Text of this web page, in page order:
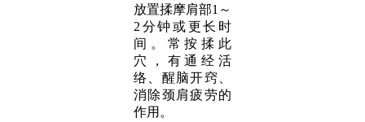
放置揉摩肩部1～
2分钟或更长时
间。常按揉此
穴，有通经活
络、醒脑开窍、
消除颈肩疲劳的
作用。